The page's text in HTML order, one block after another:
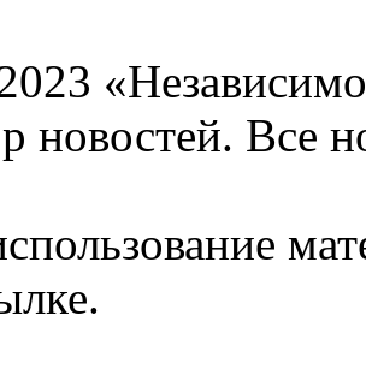
новостей. Все